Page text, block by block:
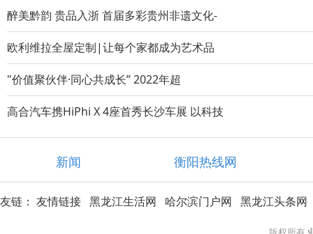
醉美黔韵 贵品入浙 首届多彩贵州非遗文化-
欧利维拉全屋定制|让每个家都成为艺术品
"价值聚伙伴·同心共成长” 2022年超
高合汽车携HiPhi X 4座首秀长沙车展 以科技
新闻 衡阳热线网
友链： 友情链接 黑龙江生活网 哈尔滨门户网 黑龙江头条网